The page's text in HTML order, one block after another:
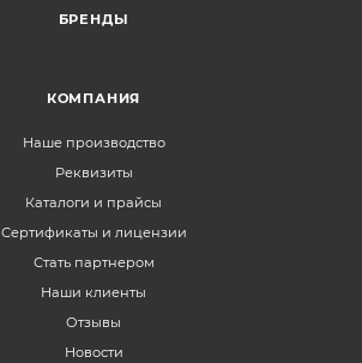
БРЕНДЫ
КОМПАНИЯ
Наше производство
Реквизиты
Каталоги и прайсы
Сертификаты и лицензии
Стать партнером
Наши клиенты
Отзывы
Новости